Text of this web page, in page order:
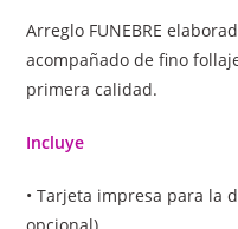
Arreglo FUNEBRE
acompañado de fino
primera calidad.
Incluye
• Tarjeta impresa para la